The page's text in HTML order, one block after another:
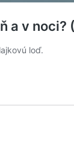
a v noci?
loď.